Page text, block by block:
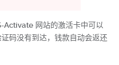
Activate 网站的激活卡中可以
码没有到达，钱款自动会返还